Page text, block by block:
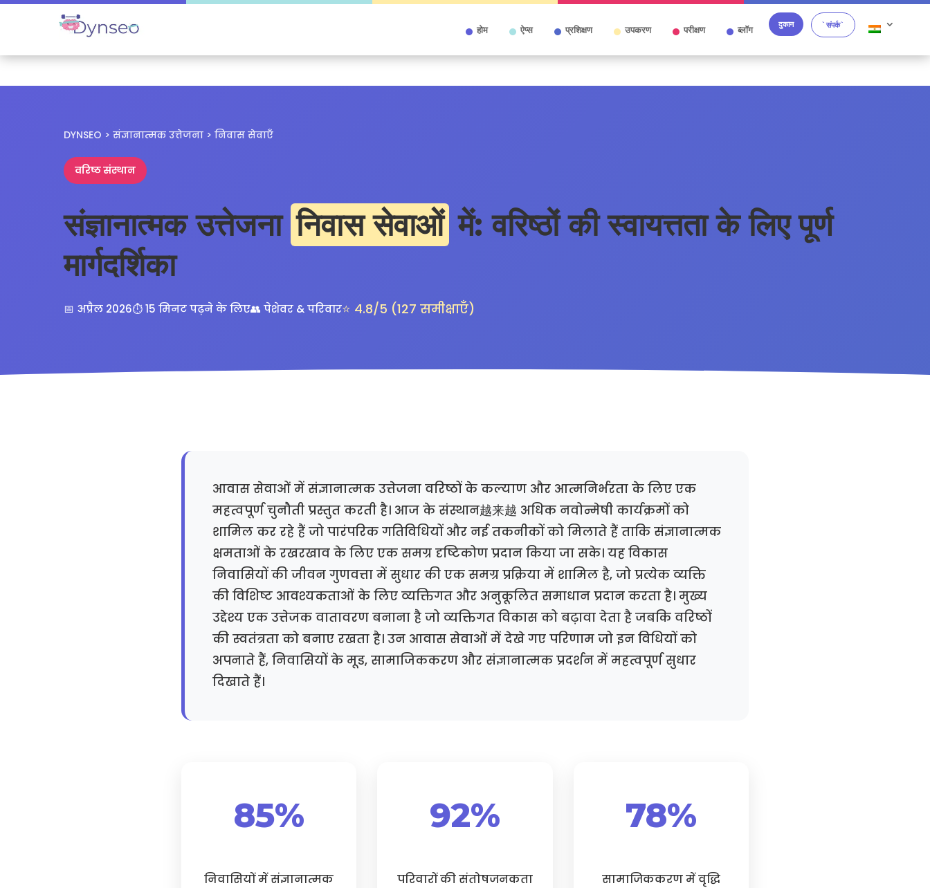
होम ऐप्स प्रशिक्षण उपकरण परीक्षण ब्लॉग दुकान `संपर्क`
DYNSEO > संज्ञानात्मक उत्तेजना > निवास सेवाएँ
वरिष्ठ संस्थान
संज्ञानात्मक उत्तेजना निवास सेवाओं में: वरिष्ठों की स्वायत्तता के लिए पूर्ण
मार्गदर्शिका
📅 अप्रैल 2026⏱️ 15 मिनट पढ़ने के लिए👥 पेशेवर & परिवार⭐ 4.8/5 (127 समीक्षाएँ)
आवास सेवाओं में संज्ञानात्मक उत्तेजना वरिष्ठों के कल्याण और आत्मनिर्भरता के लिए एक
महत्वपूर्ण चुनौती प्रस्तुत करती है। आज के संस्थान越来越 अधिक नवोन्मेषी कार्यक्रमों को
शामिल कर रहे हैं जो पारंपरिक गतिविधियों और नई तकनीकों को मिलाते हैं ताकि संज्ञानात्मक
क्षमताओं के रखरखाव के लिए एक समग्र दृष्टिकोण प्रदान किया जा सके। यह विकास
निवासियों की जीवन गुणवत्ता में सुधार की एक समग्र प्रक्रिया में शामिल है, जो प्रत्येक व्यक्ति
की विशिष्ट आवश्यकताओं के लिए व्यक्तिगत और अनुकूलित समाधान प्रदान करता है। मुख्य
उद्देश्य एक उत्तेजक वातावरण बनाना है जो व्यक्तिगत विकास को बढ़ावा देता है जबकि वरिष्ठों
की स्वतंत्रता को बनाए रखता है। उन आवास सेवाओं में देखे गए परिणाम जो इन विधियों को
अपनाते हैं, निवासियों के मूड, सामाजिककरण और संज्ञानात्मक प्रदर्शन में महत्वपूर्ण सुधार
दिखाते हैं।
85%
निवासियों में संज्ञानात्मक
92%
परिवारों की संतोषजनकता
78%
सामाजिककरण में वृद्धि